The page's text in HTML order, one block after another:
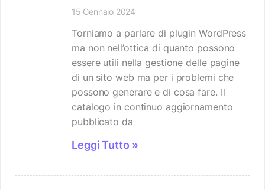
15 Gennaio 2024
Torniamo a parlare di plugin WordPress
ma non nell’ottica di quanto possono
essere utili nella gestione delle pagine
di un sito web ma per i problemi che
possono generare e di cosa fare. Il
catalogo in continuo aggiornamento
pubblicato da
Leggi Tutto »